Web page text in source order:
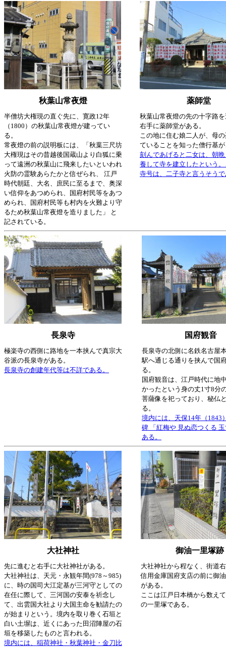
秋葉山常夜燈 薬師堂
半僧坊大権現の直ぐ先に、寛政12年
（1800）の秋葉山常夜燈が建ってい
る。
常夜燈の前の説明板には、「秋葉三尺坊
大権現はその昔越後国蔵山より白狐に乗
って遠洲の秋葉山に飛来したいといわれ
火防の霊験あらたかと信ぜられ、 江戸
時代朝廷、大名、庶民に至るまで、奥深
い信仰をあつめられ、国府村民等をあつ
められ、国府村民等も村内を火難より守
るため秋葉山常夜燈を造りました」 と
記されている。
秋葉山常夜燈の先の十字路
右手に薬師堂がある。
この地に住む娘二人が、母
ていることを知った僧行基
刻んであげると二女は、朝
養して寺を建立したという
寺号は、二子寺と言うそう
長泉寺 国府観音
極楽寺の西側に路地を一本挟んで真宗大
谷派の長泉寺がある。
長泉寺の創建年代等は不詳である。
長泉寺の北側に名鉄名古屋
駅へ通じる通りを挟んで国
る。
国府観音は、江戸時代に地
かったという身の丈1寸8分
菩薩像を祀っており、秘仏
る。
境内には、天保14年（1843
碑 「紅梅や 見ぬ恋つくる
ある。
大社神社 御油一里塚跡
先に進むと右手に大社神社がある。
大社神社は、天元・永観年間(978～985)
に、時の国司大江定基が三河守としての
在任に際して、三河国の安泰を祈念し
て、出雲国大社より大国主命を勧請たの
が始まりという。境内を取り巻く石垣と
白い土塀は、近くにあった田沼陣屋の石
垣を移築したものと言われる。
境内には、稲荷神社・秋葉神社・金刀比
大社神社から程なく、街道
信用金庫国府支店の前に御
がある。
ここは江戸日本橋から数え
の一里塚である。